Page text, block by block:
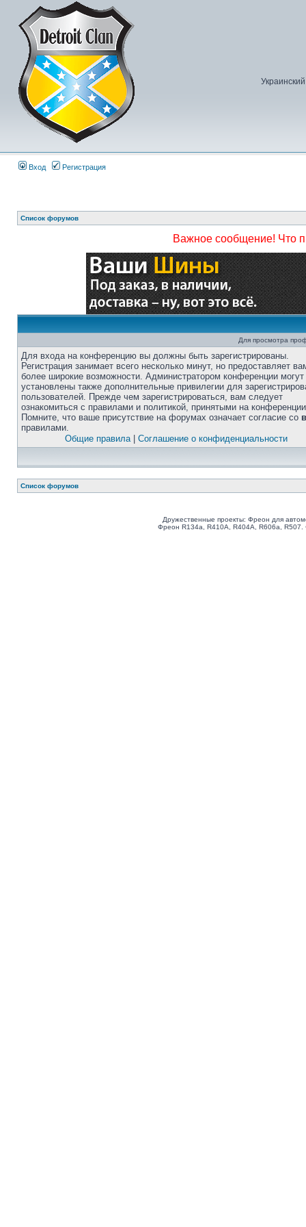
Вход Регистрация
Список форумов
Важное сообщение! Что
Для просмотра
Для входа на конференцию вы должны быть зарегистрированы.
Регистрация занимает всего несколько минут, но предоставляет
более широкие возможности. Администратором конференции
установлены также дополнительные привилегии для
пользователей. Прежде чем зарегистрироваться, вам следует
ознакомиться с правилами и политикой, принятыми на
Помните, что ваше присутствие на форумах означает согласие со
правилами.
Общие правила| Соглашение о конфиденциальности
Список форумов
Дружественные проекты: Фреон для
Фреон R134a, R410A, R404A, R606a,